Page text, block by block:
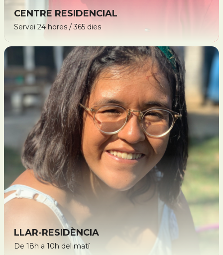
CENTRE RESIDENCIAL
Servei 24 hores / 365 dies
LLAR-RESIDÈNCIA
De 18h a 10h del matí